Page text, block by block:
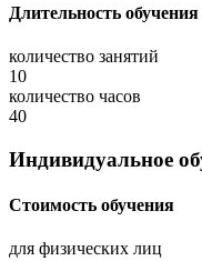
Длительность обучения
количество занятий
10
количество часов
40
Индивидуальное
Стоимость обучения
для физических лиц